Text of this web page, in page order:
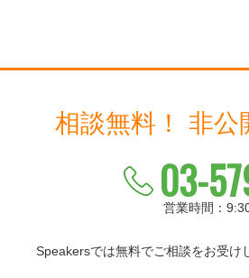
相談無料！ 非公
03-
営業時間：
Speakersでは無料でご相談をお受け